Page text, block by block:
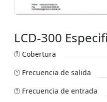
LCD-300
Cobertura
Frecuencia de salida
Frecuencia de entrada